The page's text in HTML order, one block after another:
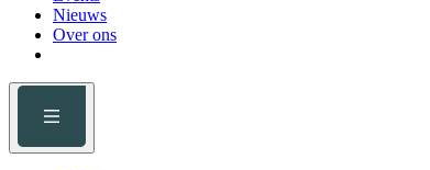
Nieuws
Over ons